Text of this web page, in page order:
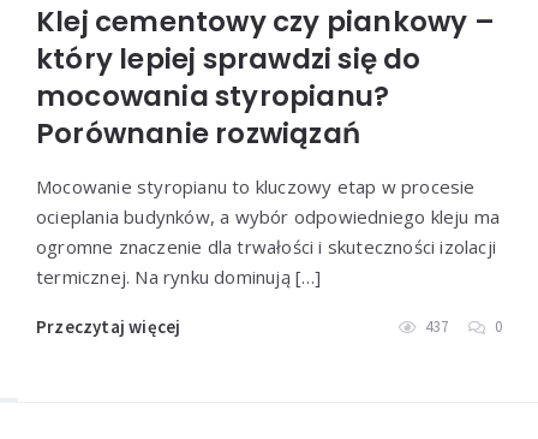
Klej cementowy czy piankowy –
który lepiej sprawdzi się do
mocowania styropianu?
Porównanie rozwiązań
Mocowanie styropianu to kluczowy etap w procesie
ocieplania budynków, a wybór odpowiedniego kleju ma
ogromne znaczenie dla trwałości i skuteczności izolacji
termicznej. Na rynku dominują […]
Przeczytaj więcej 437 0